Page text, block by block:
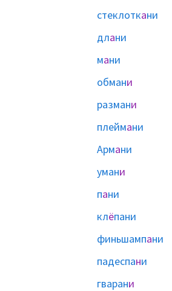
стеклоткани
длани
мани
обмани
размани
плеймани
Армани
умани
пани
клёпани
финьшампани
падеспани
гварани